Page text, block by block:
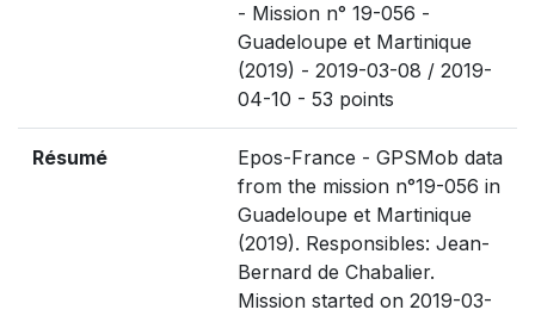
- Mission n° 19-056 -
Guadeloupe et Martinique
(2019) - 2019-03-08 / 2019-
04-10 - 53 points
Résumé
Epos-France - GPSMob data
from the mission n°19-056 in
Guadeloupe et Martinique
(2019). Responsibles: Jean-
Bernard de Chabalier.
Mission started on 2019-03-